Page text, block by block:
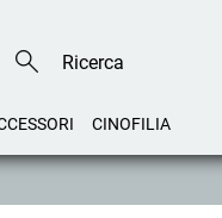
CINOFILIA